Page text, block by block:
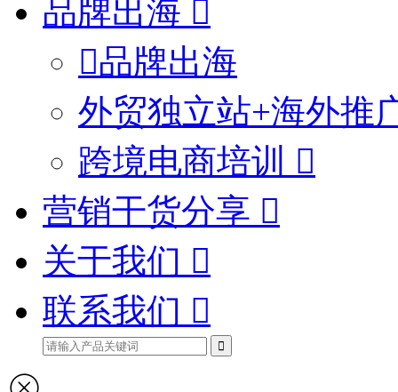
品牌出海
品牌出海
外贸独立站+海外推
跨境电商培训
营销干货分享
关于我们
联系我们